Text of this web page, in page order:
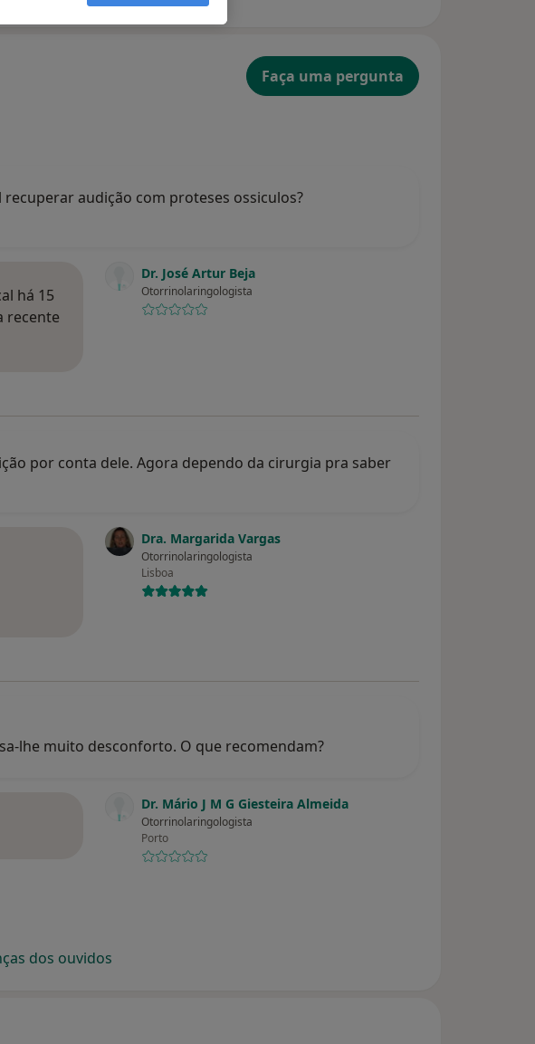
Faça uma pergunta
audição com proteses ossiculos?
Dr. José Artur Beja
Otorrinolaringologista
há 15
recente
por conta dele. Agora dependo da cirurgia pra saber
Dra. Margarida Vargas
Otorrinolaringologista
Lisboa
lhe muito desconforto. O que recomendam?
Dr. Mário J M G Giesteira Almeida
Otorrinolaringologista
Porto
dos ouvidos